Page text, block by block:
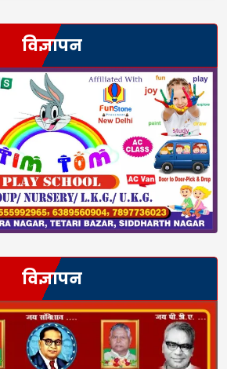
विज्ञापन
विज्ञापन